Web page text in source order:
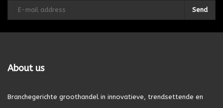
Send
About us
Branchegerichte groothandel in innovatieve, trendsettende en